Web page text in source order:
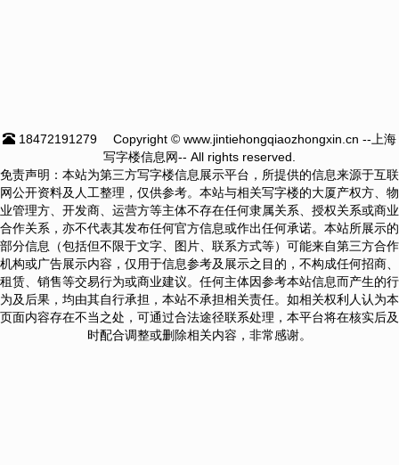
18472191279
Copyright © www.jintiehongqiaozhongxin.cn --上海
写字楼信息网-- All rights reserved.
免责声明：本站为第三方写字楼信息展示平台，所提供的信息来源于互联
网公开资料及人工整理，仅供参考。本站与相关写字楼的大厦产权方、物
业管理方、开发商、运营方等主体不存在任何隶属关系、授权关系或商业
合作关系，亦不代表其发布任何官方信息或作出任何承诺。本站所展示的
部分信息（包括但不限于文字、图片、联系方式等）可能来自第三方合作
机构或广告展示内容，仅用于信息参考及展示之目的，不构成任何招商、
租赁、销售等交易行为或商业建议。任何主体因参考本站信息而产生的行
为及后果，均由其自行承担，本站不承担相关责任。如相关权利人认为本
页面内容存在不当之处，可通过合法途径联系处理，本平台将在核实后及
时配合调整或删除相关内容，非常感谢。